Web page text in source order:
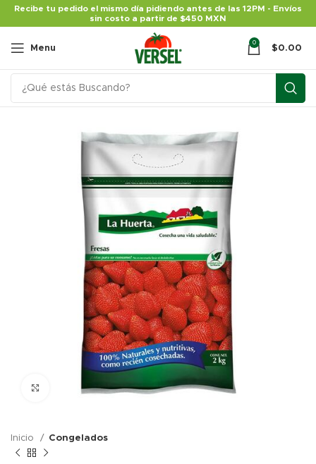
Recibe tu pedido el mismo día pidiendo antes de las 12PM - Envíos
sin costo a partir de $450 MXN
Menu
0
$0.00
Click para agrandar
Inicio Congelados